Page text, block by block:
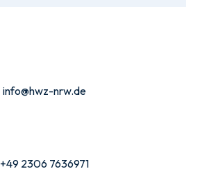
info@hwz-nrw.de
+49 2306 7636971